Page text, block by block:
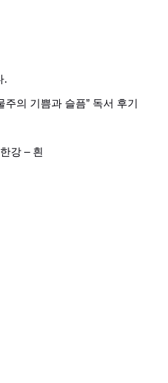
.
주의 기쁨과 슬픔” 독서 후기
강 – 흰